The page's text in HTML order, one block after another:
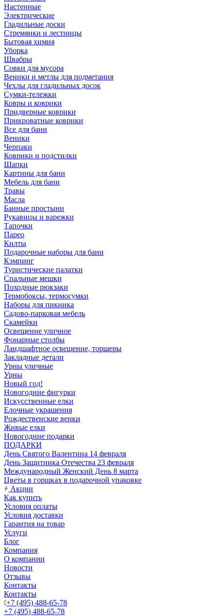
Настенные
Электрические
Гладильные доски
Стремянки и лестницы
Бытовая химия
Уборка
Швабры
Совки для мусора
Веники и метлы для подметания
Чехлы для гладильных досок
Сумки-тележки
Ковры и коврики
Придверные коврики
Прикроватные коврики
Все для бани
Веники
Черпаки
Коврики и подстилки
Шапки
Картины для бани
Мебель для бани
Травы
Масла
Банные простыни
Рукавицы и варежки
Тапочки
Парео
Килты
Подарочные наборы для бани
Кэмпинг
Туристические палатки
Спальные мешки
Походные рюкзаки
Термобоксы, термосумки
Наборы для пикника
Садово-парковая мебель
Скамейки
Освещение уличное
Фонарные столбы
Ландшафтное освещение, торшеры
Закладные детали
Урны уличные
Урны
Новый год!
Новогодние фигурки
Искусственные елки
Елочные украшения
Рождественские венки
Живые елки
Новогодние подарки
ПОДАРКИ
День Святого Валентина 14 февраля
День Защитника Отечества 23 февраля
Международный Женский День 8 марта
Цветы в горшках в подарочной упаковке
Акции
Как купить
Условия оплаты
Условия доставки
Гарантия на товар
Услуги
Блог
Компания
О компании
Новости
Отзывы
Контакты
Контакты
+7 (495) 488-65-78
+7 (495) 488-65-78